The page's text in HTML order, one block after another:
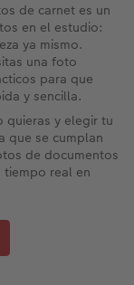
de carnet es un
en el estudio:
ya mismo.
una foto
para que
y sencilla.
quieras y elegir tu
que se cumplan
de documentos
real en